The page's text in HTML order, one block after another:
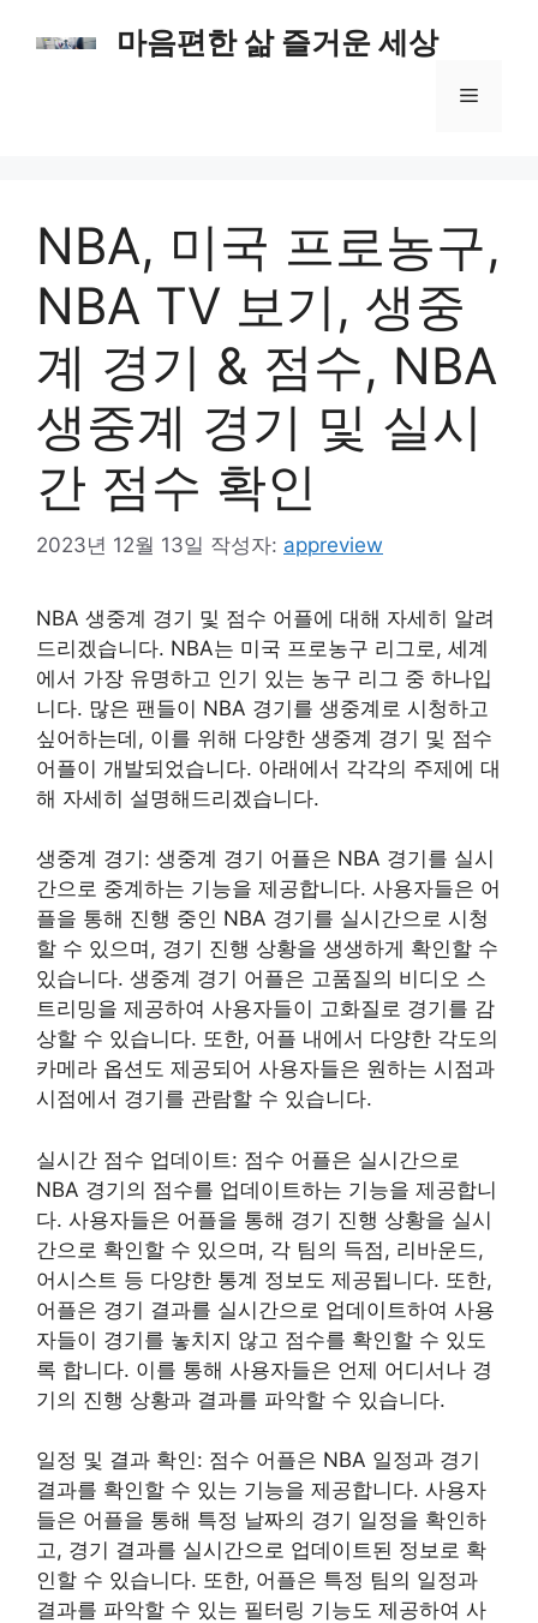
마음편한 삶 즐거운 세상
메
NBA, 미국 프로농구,
NBA TV 보기, 생중
계 경기 & 점수, NBA
생중계 경기 및 실시
간 점수 확인
2023년 12월 13일 작성자: appreview
NBA 생중계 경기 및 점수 어플에 대해 자세히 알려
드리겠습니다. NBA는 미국 프로농구 리그로, 세계
에서 가장 유명하고 인기 있는 농구 리그 중 하나입
니다. 많은 팬들이 NBA 경기를 생중계로 시청하고
싶어하는데, 이를 위해 다양한 생중계 경기 및 점수
어플이 개발되었습니다. 아래에서 각각의 주제에 대
해 자세히 설명해드리겠습니다.
생중계 경기: 생중계 경기 어플은 NBA 경기를 실시
간으로 중계하는 기능을 제공합니다. 사용자들은 어
플을 통해 진행 중인 NBA 경기를 실시간으로 시청
할 수 있으며, 경기 진행 상황을 생생하게 확인할 수
있습니다. 생중계 경기 어플은 고품질의 비디오 스
트리밍을 제공하여 사용자들이 고화질로 경기를 감
상할 수 있습니다. 또한, 어플 내에서 다양한 각도의
카메라 옵션도 제공되어 사용자들은 원하는 시점과
시점에서 경기를 관람할 수 있습니다.
실시간 점수 업데이트: 점수 어플은 실시간으로
NBA 경기의 점수를 업데이트하는 기능을 제공합니
다. 사용자들은 어플을 통해 경기 진행 상황을 실시
간으로 확인할 수 있으며, 각 팀의 득점, 리바운드,
어시스트 등 다양한 통계 정보도 제공됩니다. 또한,
어플은 경기 결과를 실시간으로 업데이트하여 사용
자들이 경기를 놓치지 않고 점수를 확인할 수 있도
록 합니다. 이를 통해 사용자들은 언제 어디서나 경
기의 진행 상황과 결과를 파악할 수 있습니다.
일정 및 결과 확인: 점수 어플은 NBA 일정과 경기
결과를 확인할 수 있는 기능을 제공합니다. 사용자
들은 어플을 통해 특정 날짜의 경기 일정을 확인하
고, 경기 결과를 실시간으로 업데이트된 정보로 확
인할 수 있습니다. 또한, 어플은 특정 팀의 일정과
결과를 파악할 수 있는 필터링 기능도 제공하여 사